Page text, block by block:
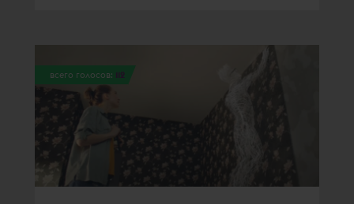
всего голосов: 112